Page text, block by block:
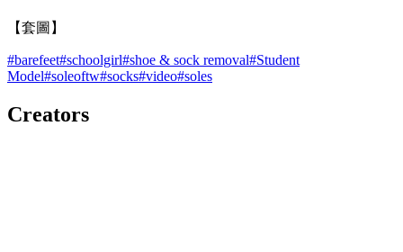
【套圖】
#barefeet#schoolgirl#shoe & sock removal#Student
Model#soleoftw#socks#video#soles
Creators